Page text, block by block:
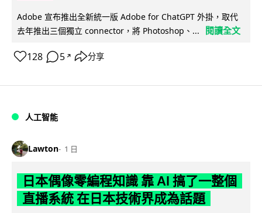
Adobe 宣布推出全新統一版 Adobe for ChatGPT 外掛，取代
去年推出三個獨立 connector，將 Photoshop、...
閱讀全文
128 5 ↗ 分享
人工智能
Lawton 1 日
日本偶像零編程知識 靠 AI 搞了一整個
直播系統 在日本技術界成為話題